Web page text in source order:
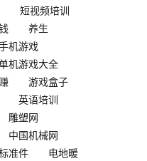
短视频培训
养生
机游戏
机游戏大全
游戏盒子
英语培训
雕塑网
中国机械网
准件
电地暖